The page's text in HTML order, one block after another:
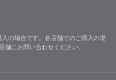
の場合です。各店舗でのご購入の場
舗にお問い合わせください。